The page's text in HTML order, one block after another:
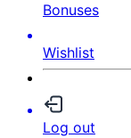
Bonuses
Wishlist
Log out